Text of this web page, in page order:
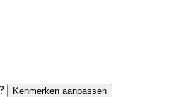
Kenmerken aanpassen